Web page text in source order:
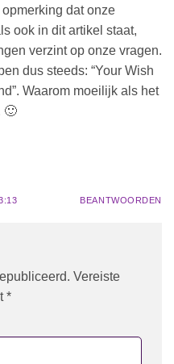
dat onze
ook in dit artikel staat,
verzint op onze vragen.
dus steeds: “Your Wish
Waarom moeilijk als het
🙂
BEANTWOORDEN
Vereiste
*